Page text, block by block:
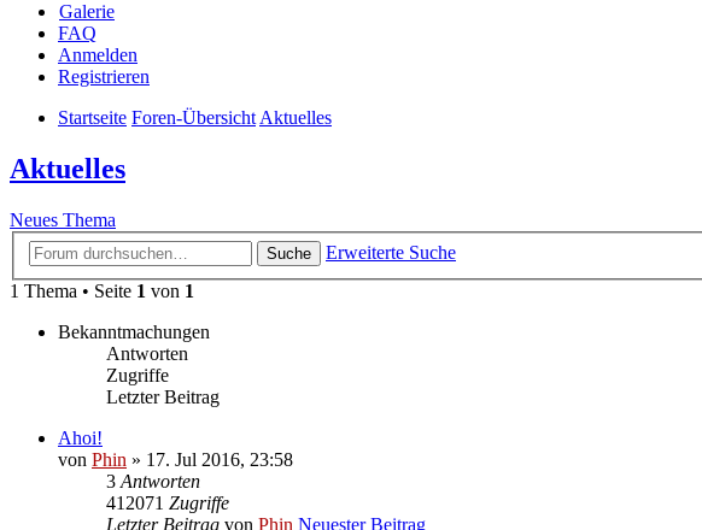
Galerie
FAQ
Anmelden
Registrieren
Startseite Foren-ÜbersichtAktuelles
Aktuelles
Neues Thema
Suche
Erweiterte Suche
1 Thema • Seite 1 von 1
Bekanntmachungen
Antworten
Zugriffe
Letzter Beitrag
Ahoi!
von Phin » 17. Jul 2016, 23:58
3 Antworten
412071 Zugriffe
Letzter Beitrag von Phin Neuester Beitrag